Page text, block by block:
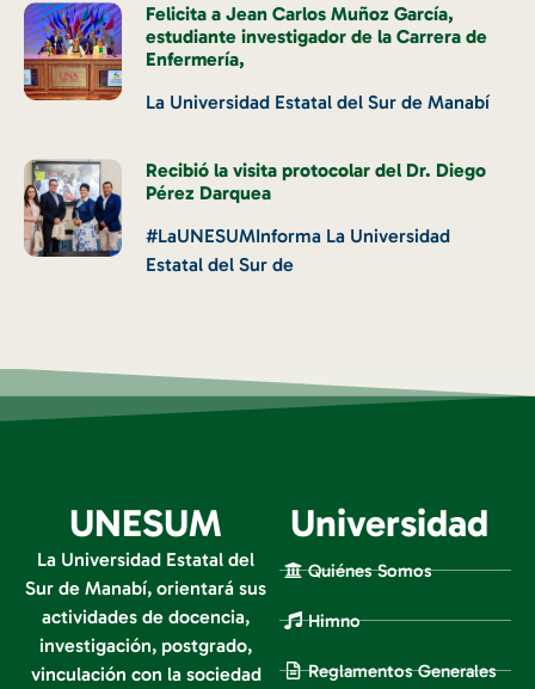
Felicita a Jean Carlos Muñoz García,
estudiante investigador de la Carrera de
Enfermería,
La Universidad Estatal del Sur de Manabí
Recibió la visita protocolar del Dr. Diego
Pérez Darquea
#LaUNESUMInforma La Universidad
Estatal del Sur de
UNESUM
La Universidad Estatal del
Sur de Manabí, orientará sus
actividades de docencia,
investigación, postgrado,
vinculación con la sociedad
Universidad
Quiénes Somos
Himno
Reglamentos Generales